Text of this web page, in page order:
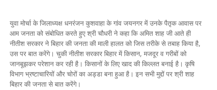
युवा मोर्चा के जिलाध्यक्ष धनरंजन कुशवाहा के गांव जयनगर में उनके पैतृक आवास पर
आम जनता को संबोधित करते हुए श्री चौधरी ने कहा कि अमित शाह जी आते ही
नीतीश सरकार ने बिहार की जनता की माली हालत को जिस तरीके से तबाह किया है,
उस पर बात करेंगे। चुकी नीतीश सरकार बिहार में किसान, मजदूर व गरीबों को
जानबूझकर परेशान कर रही है। किसानों के लिए खाद की किल्लत बनाई है। कृषि
विभाग भ्रष्टाचारियों और चोरों का अड्डा बना हुआ है। इन सभी मुद्दों पर श्री शाह
बिहार की जनता से बात करेंगे।